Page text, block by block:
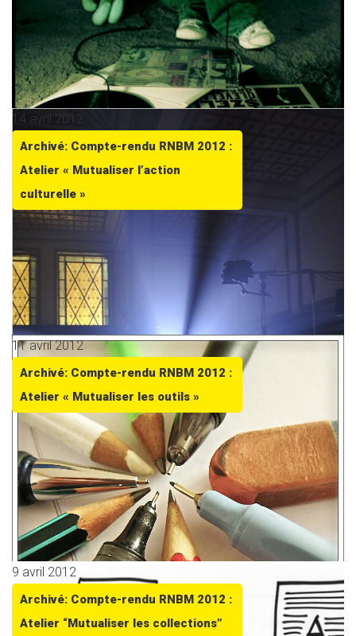
14 avril 2012
Archivé: Compte-rendu RNBM 2012 :
Atelier « Mutualiser l’action
culturelle »
11 avril 2012
Archivé: Compte-rendu RNBM 2012 :
Atelier « Mutualiser les outils »
9 avril 2012
Archivé: Compte-rendu RNBM 2012 :
Atelier “Mutualiser les collections”